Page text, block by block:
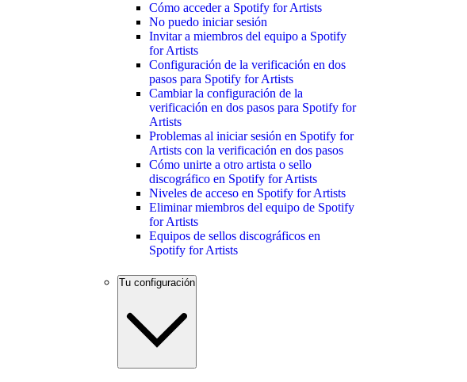
Cómo acceder a Spotify for Artists
No puedo iniciar sesión
Invitar a miembros del equipo a Spotify
for Artists
Configuración de la verificación en dos
pasos para Spotify for Artists
Cambiar la configuración de la
verificación en dos pasos para Spotify for
Artists
Problemas al iniciar sesión en Spotify for
Artists con la verificación en dos pasos
Cómo unirte a otro artista o sello
discográfico en Spotify for Artists
Niveles de acceso en Spotify for Artists
Eliminar miembros del equipo de Spotify
for Artists
Equipos de sellos discográficos en
Spotify for Artists
Tu configuración